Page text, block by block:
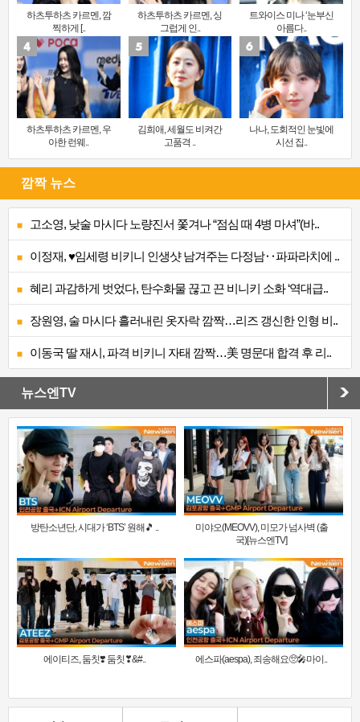
하츠투하츠 카르멘, 깜
찍하게 [..
하츠투하츠 카르멘, 싱
그럽게 인..
트와이스 미나 ‘눈부신
아름다..
하츠투하츠 카르멘, 우
아한 런웨..
김희애, 세월도 비켜간
고품격 ..
나나, 도회적인 눈빛에
시선 집..
깜짝 뉴스
고소영, 낮술 마시다 노량진서 쫓겨나 “점심 때 4병 마셔”(바..
이정재, ♥임세령 비키니 인생샷 남겨주는 다정남‥파파라치에 ..
혜리 과감하게 벗었다, 탄수화물 끊고 끈 비니키 소화 ‘역대급..
장원영, 술 마시다 흘러내린 옷자락 깜짝…리즈 갱신한 인형 비..
이동국 딸 재시, 파격 비키니 자태 깜짝…美 명문대 합격 후 리..
뉴스엔TV
방탄소년단, 시대가 ‘BTS’ 원해🎵 ..
미야오(MEOVV), 미모가 넘사벽 (출
국)[뉴스엔TV]
에이티즈, 둠칫❣️ 둠칫❣&#.. 에스파(aespa), 죄송해요🥺🎤마이..